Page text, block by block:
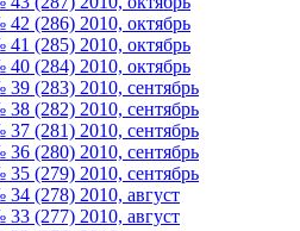
(286) 2010, октябрь
(285) 2010, октябрь
(284) 2010, октябрь
(283) 2010, сентябрь
(282) 2010, сентябрь
(281) 2010, сентябрь
(280) 2010, сентябрь
(279) 2010, сентябрь
(278) 2010, август
(277) 2010, август